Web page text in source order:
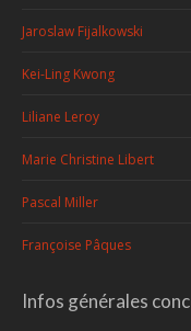
Jaroslaw Fijalkowski
Kei-Ling Kwong
Liliane Leroy
Marie Christine Libert
Pascal Miller
Françoise Pâques
Infos générales